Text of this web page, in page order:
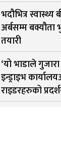
भदौभित्र स्वास्थ्य
अर्बसम्म बक्यौता
तयारी
‘यो भाडाले
इन्ड्राइभ
राइडरहरुको